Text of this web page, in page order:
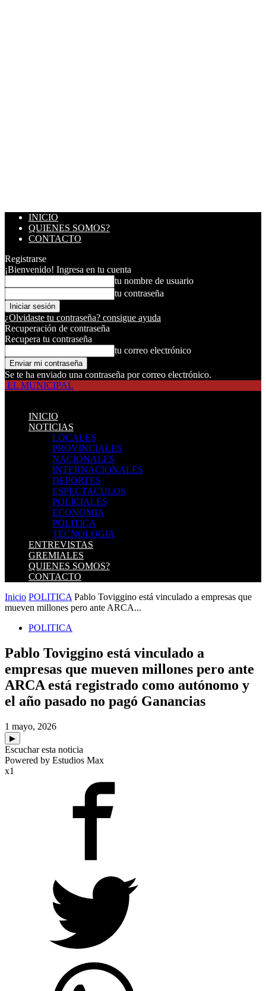
INICIO
QUIENES SOMOS?
CONTACTO
Registrarse
¡Bienvenido! Ingresa en tu cuenta
tu nombre de usuario
tu contraseña
¿Olvidaste tu contraseña? consigue ayuda
Recuperación de contraseña
Recupera tu contraseña
tu correo electrónico
Se te ha enviado una contraseña por correo electrónico.
EL MUNICIPAL
INICIO
NOTICIAS
LOCALES
PROVINCIALES
NACIONALES
INTERNACIONALES
DEPORTES
ESPECTACULOS
POLICIALES
ECONOMIA
POLITICA
TECNOLOGIA
ENTREVISTAS
GREMIALES
QUIENES SOMOS?
CONTACTO
Inicio POLITICA Pablo Toviggino está vinculado a empresas que
mueven millones pero ante ARCA...
POLITICA
Pablo Toviggino está vinculado a
empresas que mueven millones pero ante
ARCA está registrado como autónomo y
el año pasado no pagó Ganancias
1 mayo, 2026
▶
Escuchar esta noticia
Powered by Estudios Max
x1